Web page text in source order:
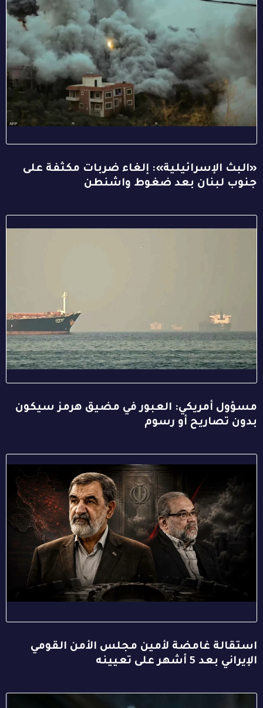
«البث الإسرائيلية»: إلغاء ضربات مكثفة على
جنوب لبنان بعد ضغوط واشنطن
مسؤول أمريكي: العبور في مضيق هرمز سيكون
بدون تصاريح أو رسوم
استقالة غامضة لأمين مجلس الأمن القومي
الإيراني بعد 5 أشهر على تعيينه